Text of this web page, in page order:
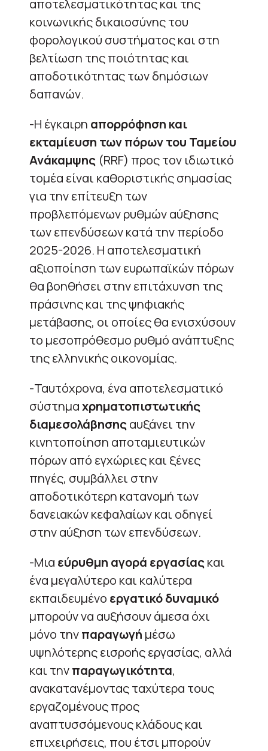
αποτελεσματικότητας και της
κοινωνικής δικαιοσύνης του
φορολογικού συστήματος και στη
βελτίωση της ποιότητας και
αποδοτικότητας των δημόσιων
δαπανών.
-Η έγκαιρη απορρόφηση και
εκταμίευση των πόρων του Ταμείου
Ανάκαμψης (RRF) προς τον ιδιωτικό
τομέα είναι καθοριστικής σημασίας
για την επίτευξη των
προβλεπόμενων ρυθμών αύξησης
των επενδύσεων κατά την περίοδο
2025-2026. Η αποτελεσματική
αξιοποίηση των ευρωπαϊκών πόρων
θα βοηθήσει στην επιτάχυνση της
πράσινης και της ψηφιακής
μετάβασης, οι οποίες θα ενισχύσουν
το μεσοπρόθεσμο ρυθμό ανάπτυξης
της ελληνικής οικονομίας.
-Ταυτόχρονα, ένα αποτελεσματικό
σύστημαχρηματοπιστωτικής
διαμεσολάβησηςαυξάνει την
κινητοποίηση αποταμιευτικών
πόρων από εγχώριες και ξένες
πηγές, συμβάλλει στην
αποδοτικότερη κατανομή των
δανειακών κεφαλαίων και οδηγεί
στην αύξηση των επενδύσεων.
-Μια εύρυθμη αγορά εργασίαςκαι
ένα μεγαλύτερο και καλύτερα
εκπαιδευμένο εργατικό δυναμικό
μπορούν να αυξήσουν άμεσα όχι
μόνο τηνπαραγωγή μέσω
υψηλότερης εισροής εργασίας, αλλά
και τηνπαραγωγικότητα,
ανακατανέμοντας ταχύτερα τους
εργαζομένους προς
αναπτυσσόμενους κλάδους και
επιχειρήσεις, που έτσι μπορούν